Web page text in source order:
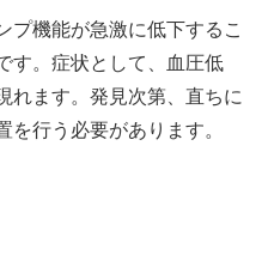
プ機能が急激に低下するこ
す。症状として、血圧低
れます。発見次第、直ちに
行う必要があります。